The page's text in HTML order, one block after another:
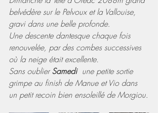
belvédère sur le Pelvoux et la Vallouise,
gravi dans une belle profonde.
Une descente dantesque chaque fois
renouvelée, par des combes successives
où la neige était excellente.
Sans oublier Samedi une petite sortie
grimpe au finish de Manue et Vio dans
un petit recoin bien ensoleillé de Morgiou.